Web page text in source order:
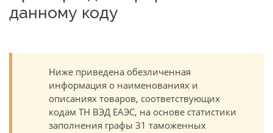
данному коду
Ниже приведена обезличенная
информация о наименованиях и
описаниях товаров, соответствующих
кодам ТН ВЭД ЕАЭС, на основе статистики
заполнения графы 31 таможенных